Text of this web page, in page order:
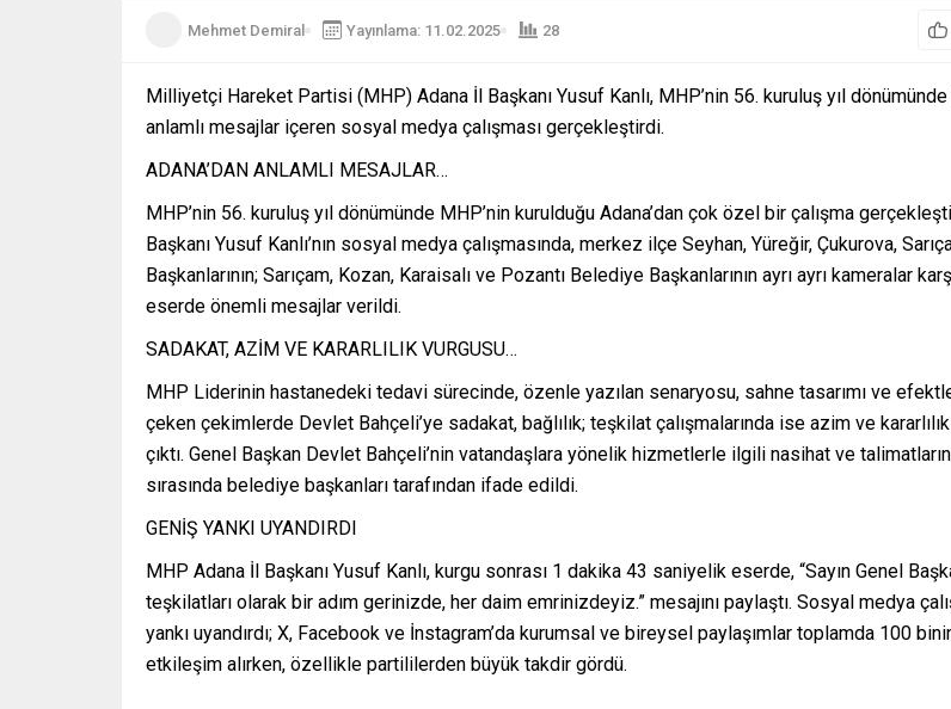
Mehmet Demiral Yayınlama: 11.02.2025 28
Milliyetçi Hareket Partisi (MHP) Adana İl Başkanı Yusuf Kanlı, MHP’nin 56. kuruluş yıl
anlamlı mesajlar içeren sosyal medya çalışması gerçekleştirdi.
ADANA’DAN ANLAMLI MESAJLAR…
MHP’nin 56. kuruluş yıl dönümünde MHP’nin kurulduğu Adana’dan çok özel bir çalışma
Başkanı Yusuf Kanlı’nın sosyal medya çalışmasında, merkez ilçe Seyhan, Yüreğir, Çukurova,
Başkanlarının; Sarıçam, Kozan, Karaisalı ve Pozantı Belediye Başkanlarının ayrı ayrı kameralar
eserde önemli mesajlar verildi.
SADAKAT, AZİM VE KARARLILIK VURGUSU…
MHP Liderinin hastanedeki tedavi sürecinde, özenle yazılan senaryosu, sahne tasarımı ve
çeken çekimlerde Devlet Bahçeli’ye sadakat, bağlılık; teşkilat çalışmalarında ise azim ve
çıktı. Genel Başkan Devlet Bahçeli’nin vatandaşlara yönelik hizmetlerle ilgili nasihat ve
sırasında belediye başkanları tarafından ifade edildi.
GENİŞ YANKI UYANDIRDI
MHP Adana İl Başkanı Yusuf Kanlı, kurgu sonrası 1 dakika 43 saniyelik eserde, “Sayın Genel
teşkilatları olarak bir adım gerinizde, her daim emrinizdeyiz.” mesajını paylaştı. Sosyal medya
yankı uyandırdı; X, Facebook ve İnstagram’da kurumsal ve bireysel paylaşımlar toplamda 100
etkileşim alırken, özellikle partililerden büyük takdir gördü.